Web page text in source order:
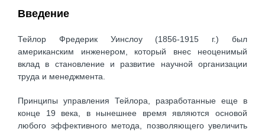
Введение
Тейлор Фредерик Уинслоу (1856-1915 г.) был
американским инженером, который внес неоценимый
вклад в становление и развитие научной организации
труда и менеджмента.
Принципы управления Тейлора, разработанные еще в
конце 19 века, в нынешнее время являются основой
любого эффективного метода, позволяющего увеличить